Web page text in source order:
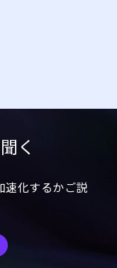
く
化するかご説